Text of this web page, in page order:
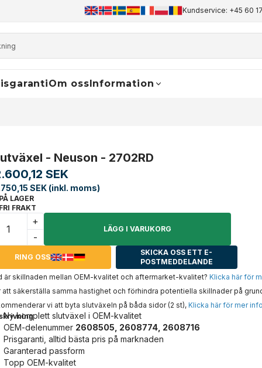
+45 60 17 81 50 info@finaldrive-trackmotors.com WhatsApp
Kundservice: +45 60
Om ossInformation
- Neuson - 2702RD
SEK
SEK (inkl. moms)
PÅ LAGER
FRI FRAKT
+
-
LÄGG I VARUKORG
RING OSS
SKICKA OSS ETT E-
POSTMEDDELANDE
är skillnaden mellan OEM-kvalitet och aftermarket-kvalitet? Klicka här för
att säkerställa samma hastighet och förhindra potentiella skillnader på
vi att byta slutväxeln på båda sidor (2 st), Klicka här för mer
Ny komplett slutväxel i OEM-kvalitet
OEM-delenummer 2608505, 2608774, 2608716
Prisgaranti, alltid bästa pris på marknaden
Garanterad passform
Topp OEM-kvalitet